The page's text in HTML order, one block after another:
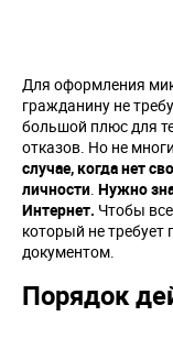
Для оформления
гражданину не
большой плюс для
отказов. Но не
случае, когда нет
личности. Нужно
Интернет. Чтобы
который не
документом.
Порядок